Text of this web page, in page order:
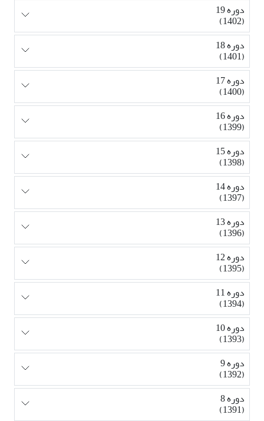
دوره 19
(1402)
دوره 18
(1401)
دوره 17
(1400)
دوره 16
(1399)
دوره 15
(1398)
دوره 14
(1397)
دوره 13
(1396)
دوره 12
(1395)
دوره 11
(1394)
دوره 10
(1393)
دوره 9
(1392)
دوره 8
(1391)